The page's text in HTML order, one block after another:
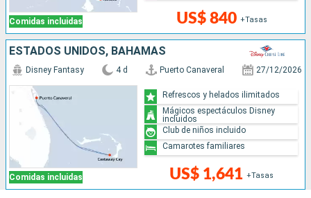
Comidas incluidas US$ 840 +Tasas
ESTADOS UNIDOS, BAHAMAS
Comidas incluidas
Disney Fantasy 4 d Puerto Canaveral 27/12/2026
US$ 1,641 +Tasas
Refrescos y helados ilimitados
Mágicos espectáculos Disney
incluidos
Club de niños incluido
Camarotes familiares